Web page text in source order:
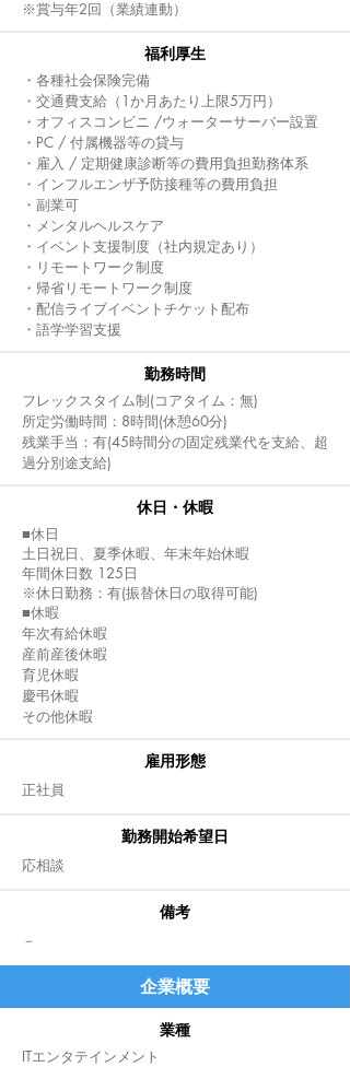
※賞与年2回（業績連動）
福利厚生
​・各種社会保険完備
・交通費支給（1か月あたり上限5万円）
・オフィスコンビニ /ウォーターサーバー設置
・PC / 付属機器等の貸与
・雇入 / 定期健康診断等の費用負担勤務体系
・インフルエンザ予防接種等の費用負担
・副業可
・メンタルヘルスケア
・イベント支援制度（社内規定あり）
・リモートワーク制度
・帰省リモートワーク制度
・配信ライブイベントチケット配布
・語学学習支援
​勤務時間
フレックスタイム制(コアタイム：無)
所定労働時間：8時間(休憩60分)
残業手当：有(45時間分の固定残業代を支給、超
過分別途支給)
休日・休暇
■休日
土日祝日、夏季休暇、年末年始休暇
年間休日数 125日
※休日勤務：有(振替休日の取得可能)
■休暇
年次有給休暇
産前産後休暇
育児休暇
慶弔休暇
その他休暇
雇用形態
正社員
勤務開始希望日
​応相談
備考
​－
企業概要
業種
ITエンタテインメント